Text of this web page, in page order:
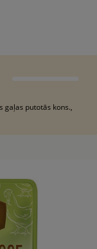
gaļas putotās kons.,